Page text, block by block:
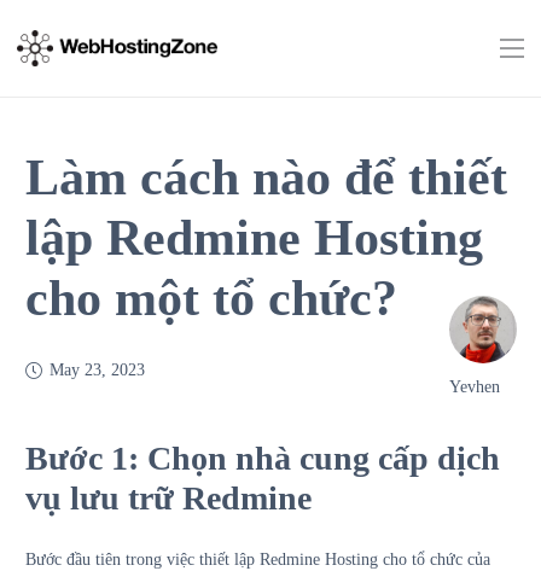
Làm cách nào để thiết
lập Redmine Hosting
cho một tổ chức?
May 23, 2023
Yevhen
Bước 1: Chọn nhà cung cấp dịch
vụ lưu trữ Redmine
Bước đầu tiên trong việc thiết lập Redmine Hosting cho tổ chức của